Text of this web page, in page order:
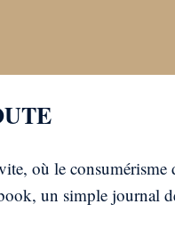
où le
un simple journal